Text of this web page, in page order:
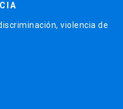
violencia de